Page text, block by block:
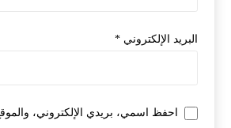
البريد الإلكتروني *
احفظ اسمي، بريدي الإلكتروني،